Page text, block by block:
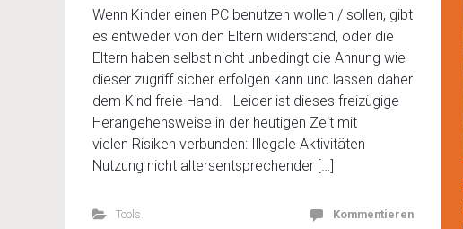
Wenn Kinder einen PC benutzen wollen / sollen, gibt
es entweder von den Eltern widerstand, oder die
Eltern haben selbst nicht unbedingt die Ahnung wie
dieser zugriff sicher erfolgen kann und lassen daher
dem Kind freie Hand. Leider ist dieses freizügige
Herangehensweise in der heutigen Zeit mit
vielen Risiken verbunden: Illegale Aktivitäten
Nutzung nicht altersentsprechender […]
Tools Kommentieren